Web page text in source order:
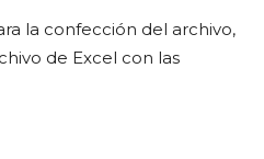
la confección del archivo,
de Excel con las